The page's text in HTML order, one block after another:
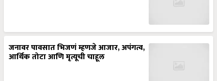
जनावर पावसात भिजणं म्हणजे आजार, अपंगत्व,
आर्थिक तोटा आणि मृत्यूची चाहूल